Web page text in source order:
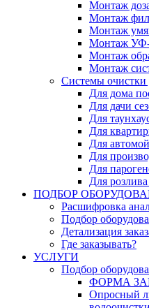
Монтаж
Монтаж
Монтаж
Монтаж
Монтаж
Монтаж
Системы
Для дома
Для дачи
Для
Для
Для
Для
Для
Для
ПОДБОР
Расшифровка
Подбор
Детализация
Где заказывать?
УСЛУГИ
Подбор
ФОРМА
Опросный